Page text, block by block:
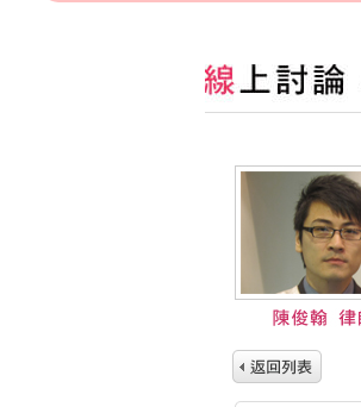
這樣的資料是否可以